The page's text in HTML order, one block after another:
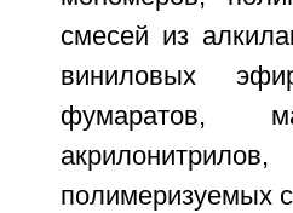
смесей из
виниловых
фумаратов,
полимеризуемых